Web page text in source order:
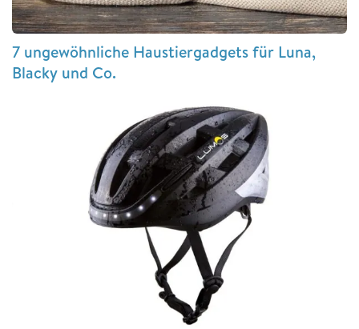
7 ungewöhnliche Haustiergadgets für Luna,
Blacky und Co.